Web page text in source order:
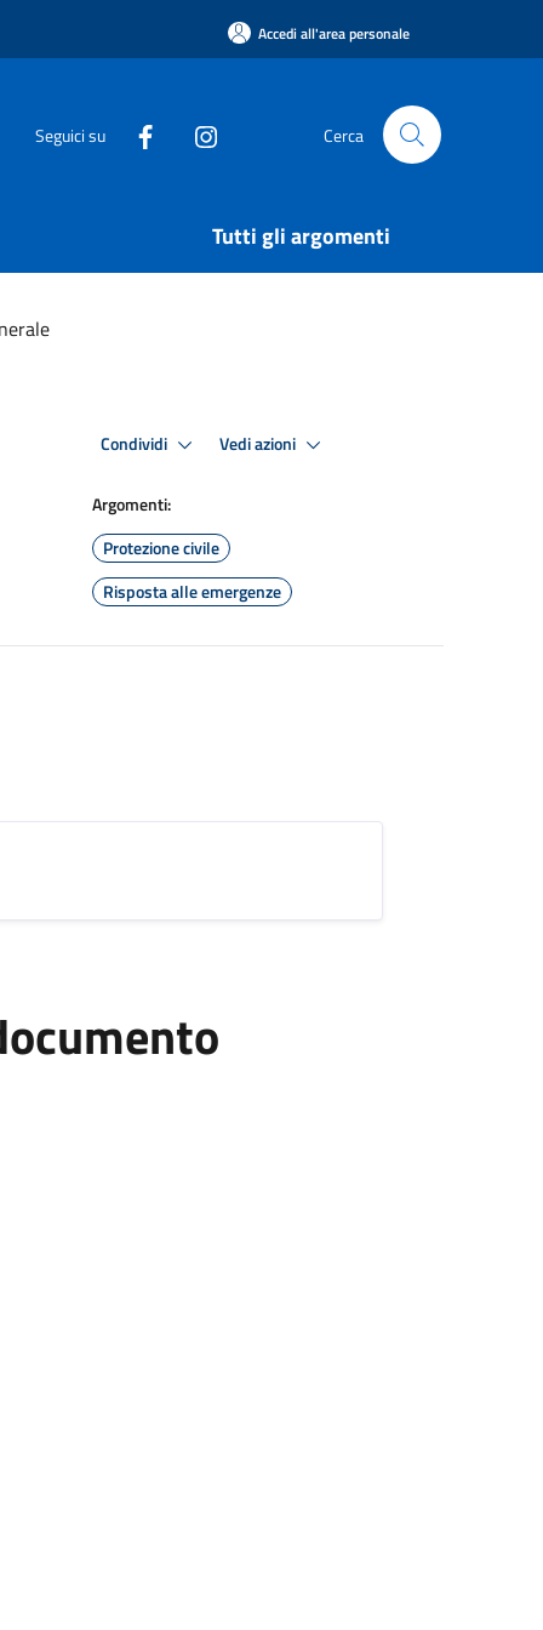
Accedi all'area personale
Seguici su Cerca
Tutti gli argomenti
Condividi Vedi azioni
Argomenti:
Protezione civile
Risposta alle emergenze